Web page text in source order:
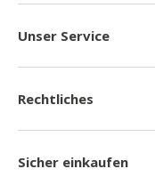
Unser Service
Rechtliches
Sicher einkaufen